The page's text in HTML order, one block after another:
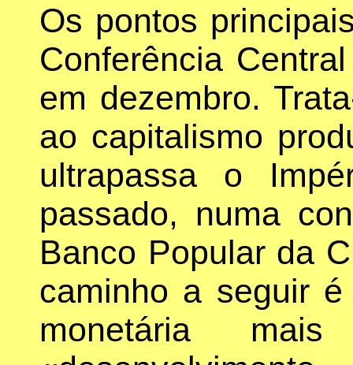
Os pontos
Conferência
em dezembro.
ao capitalismo
ultrapassa o
passado, numa
Banco Popular da
caminho a seguir
monetária